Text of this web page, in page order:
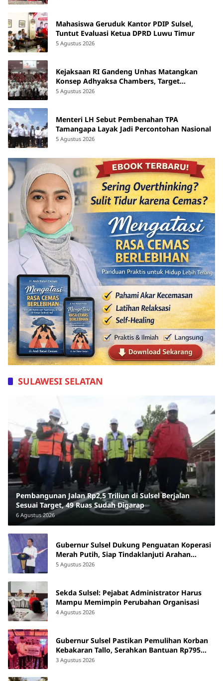
Mahasiswa Geruduk Kantor PDIP Sulsel,
Tuntut Evaluasi Ketua DPRD Luwu Timur
5 Agustus 2026
Kejaksaan RI Gandeng Unhas Matangkan
Konsep Adhyaksa Chambers, Target
Beroperasi 2027
5 Agustus 2026
Menteri LH Sebut Pembenahan TPA
Tamangapa Layak Jadi Percontohan Nasional
5 Agustus 2026
SULAWESI SELATAN
Pembangunan Jalan Rp2,5 Triliun di Sulsel Berjalan
Sesuai Target, 49 Ruas Sudah Digarap
6 Agustus 2026
Gubernur Sulsel Dukung Penguatan Koperasi
Merah Putih, Siap Tindaklanjuti Arahan
Pemerintah Pusat
5 Agustus 2026
Sekda Sulsel: Pejabat Administrator Harus
Mampu Memimpin Perubahan Organisasi
4 Agustus 2026
Gubernur Sulsel Pastikan Pemulihan Korban
Kebakaran Tallo, Serahkan Bantuan Rp795
Juta
3 Agustus 2026